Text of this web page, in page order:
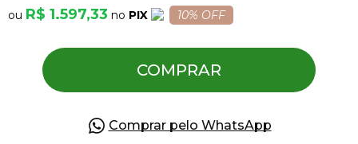
R$ 1.597,33 PIX 10% OFF
COMPRAR
Comprar pelo WhatsApp
Piercing
Pedras Preciosas